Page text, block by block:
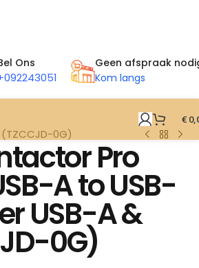
Ons
Geen afspraak
Kom langs
€
0G)
Pro
A to USB-
USB-A &
0G)